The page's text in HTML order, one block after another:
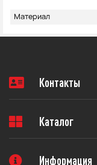
Материал
Контакты
Каталог
Информация